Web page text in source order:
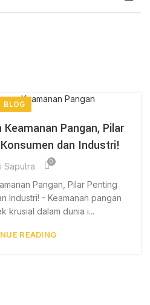
BLOG
Pangan, Pilar
dan Industri!
Saputra 0
Pangan, Pilar Penting
Industri! - Keamanan pangan
krusial dalam dunia i...
READING